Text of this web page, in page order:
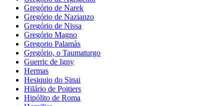
Gregório de Narek
Gregório de Nazianzo
Gregório de Nissa
Gregório Magno
Gregorio Palamàs
Gregório, o Taumaturgo
Guerric de Igny
Hermas
Hesiquio do Sinai
Hilário de Poitiers
Hipólito de Roma